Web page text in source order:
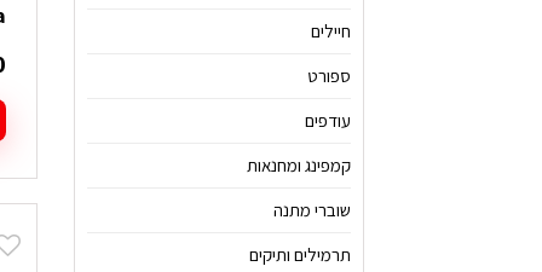
חיילים
ספורט
עודפים
קמפינג ומחנאות
שוברי מתנה
תרמילים ותיקים